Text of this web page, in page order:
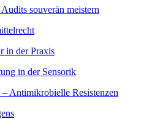
souverän meistern
in der Praxis
in der Sensorik
Antimikrobielle Resistenzen